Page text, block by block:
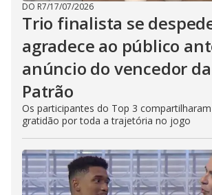
DO R7/17/07/2026
Trio finalista se
agradece ao público
anúncio do vencedor
Patrão
Os participantes do Top 3
gratidão por toda a trajetória no jogo